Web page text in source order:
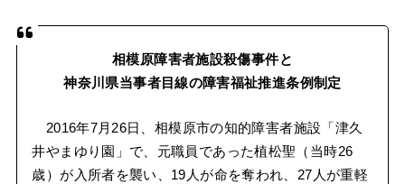
相模原障害者施設殺傷事件と
神奈川県当事者目線の障害福祉推進条例制定
2016年7月26日、相模原市の知的障害者施設「津久
井やまゆり園」で、元職員であった植松聖（当時26
歳）が入所者を襲い、19人が命を奪われ、27人が重軽